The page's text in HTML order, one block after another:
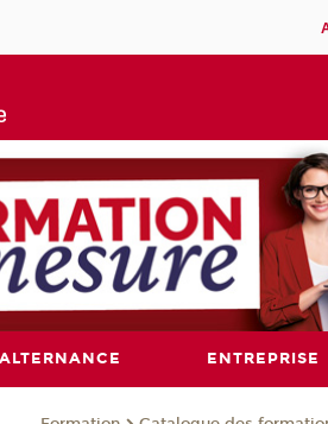
ALTERNANCE ENTREPRISE